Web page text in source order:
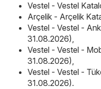
Vestel - Vestel
Arçelik - Arçelik
Vestel - Vestel -
31.08.2026),
Vestel - Vestel -
31.08.2026),
Vestel - Vestel -
31.08.2026).